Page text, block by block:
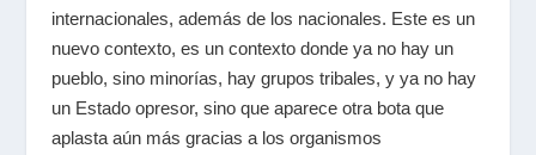
internacionales, además de los nacionales. Este es un
nuevo contexto, es un contexto donde ya no hay un
pueblo, sino minorías, hay grupos tribales, y ya no hay
un Estado opresor, sino que aparece otra bota que
aplasta aún más gracias a los organismos